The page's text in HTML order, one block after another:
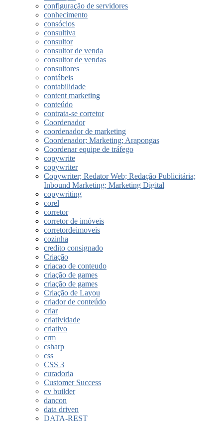
configuração de servidores
conhecimento
consócios
consultiva
consultor
consultor de venda
consultor de vendas
consultores
contábeis
contabilidade
content marketing
conteúdo
contrata-se corretor
Coordenador
coordenador de marketing
Coordenador; Marketing; Arapongas
Coordenar equipe de tráfego
copywrite
copywriter
Copywriter; Redator Web; Redação Publicitária;
Inbound Marketing; Marketing Digital
copywriting
corel
corretor
corretor de imóveis
corretordeimoveis
cozinha
credito consignado
Criação
criacao de conteudo
criação de games
criação de games
Criação de Layou
criador de conteúdo
criar
criatividade
criativo
crm
csharp
css
CSS 3
curadoria
Customer Success
cv builder
dancon
data driven
DATA-REST